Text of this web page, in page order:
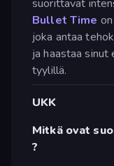
suorittavat
Bullet Time
joka antaa
ja haastaa sinut
tyylillä.
UKK
Mitkä ovat
?